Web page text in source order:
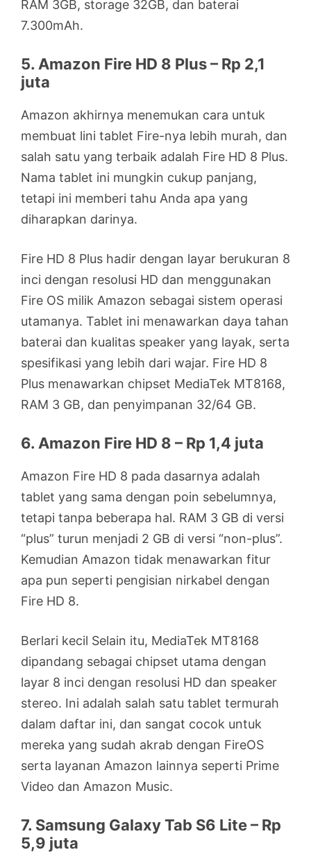
RAM 3GB, storage 32GB, dan baterai
7.300mAh.
5. Amazon Fire HD 8 Plus – Rp 2,1
juta
Amazon akhirnya menemukan cara untuk
membuat lini tablet Fire-nya lebih murah, dan
salah satu yang terbaik adalah Fire HD 8 Plus.
Nama tablet ini mungkin cukup panjang,
tetapi ini memberi tahu Anda apa yang
diharapkan darinya.
Fire HD 8 Plus hadir dengan layar berukuran 8
inci dengan resolusi HD dan menggunakan
Fire OS milik Amazon sebagai sistem operasi
utamanya. Tablet ini menawarkan daya tahan
baterai dan kualitas speaker yang layak, serta
spesifikasi yang lebih dari wajar. Fire HD 8
Plus menawarkan chipset MediaTek MT8168,
RAM 3 GB, dan penyimpanan 32/64 GB.
6. Amazon Fire HD 8 – Rp 1,4 juta
Amazon Fire HD 8 pada dasarnya adalah
tablet yang sama dengan poin sebelumnya,
tetapi tanpa beberapa hal. RAM 3 GB di versi
“plus” turun menjadi 2 GB di versi “non-plus”.
Kemudian Amazon tidak menawarkan fitur
apa pun seperti pengisian nirkabel dengan
Fire HD 8.
Berlari kecil Selain itu, MediaTek MT8168
dipandang sebagai chipset utama dengan
layar 8 inci dengan resolusi HD dan speaker
stereo. Ini adalah salah satu tablet termurah
dalam daftar ini, dan sangat cocok untuk
mereka yang sudah akrab dengan FireOS
serta layanan Amazon lainnya seperti Prime
Video dan Amazon Music.
7. Samsung Galaxy Tab S6 Lite – Rp
5,9 juta